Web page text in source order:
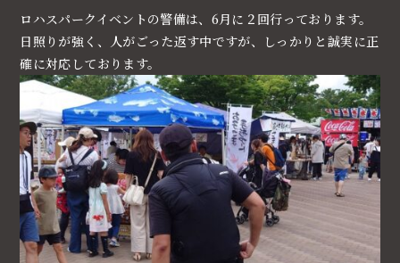
ロハスパークイベントの警備は、6月に２回行っております。
日照りが強く、人がごった返す中ですが、しっかりと誠実に正
確に対応しております。